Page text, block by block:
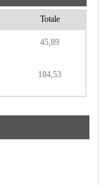
Totale
45,89
184,53